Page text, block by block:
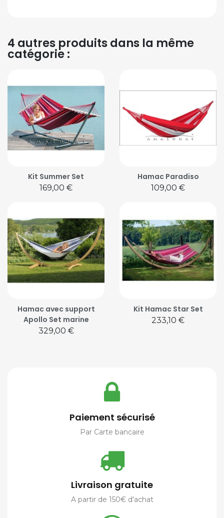
4 autres produits dans la même
catégorie :
Kit Summer Set
Prix
169,00 €
Hamac Paradiso
Prix
109,00 €
Hamac avec support
Apollo Set marine
Prix
329,00 €
Kit Hamac Star Set
Prix
233,10 €
Paiement sécurisé
Par Carte bancaire
Livraison gratuite
A partir de 150€ d'achat